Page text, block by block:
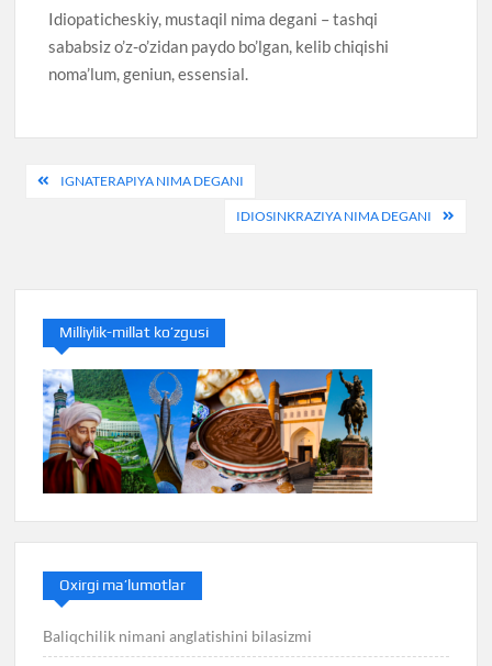
Idiopaticheskiy, mustaqil nima degani – tashqi
sababsiz o’z-o’zidan paydo bo’lgan, kelib chiqishi
noma’lum, geniun, essensial.
PostIGNATERAPIYA NIMA DEGANI
IDIOSINKRAZIYA NIMA DEGANI
Milliylik-millat ko’zgusi
Oxirgi ma’lumotlar
Baliqchilik nimani anglatishini bilasizmi